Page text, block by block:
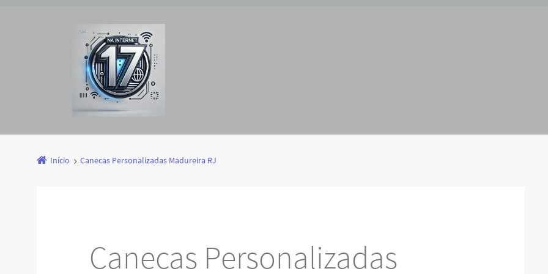
Início Canecas Personalizadas Madureira RJ
Canecas Personalizadas